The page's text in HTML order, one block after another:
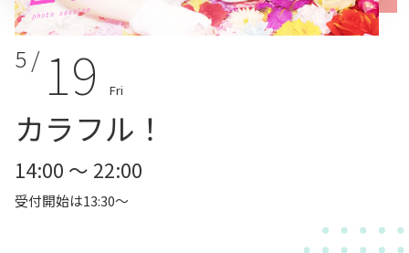
5 / 19 Fri
カラフル！
14:00 ～ 22:00
受付開始は13:30～